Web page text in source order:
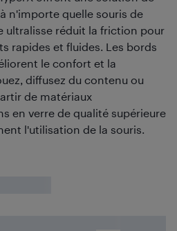
n'importe quelle souris de
ultralisse réduit la friction pour
rapides et fluides. Les bords
le confort et la
diffusez du contenu ou
de matériaux
en verre de qualité supérieure
l'utilisation de la souris.